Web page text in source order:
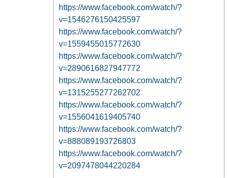
https://www.facebook.com/watch/?
v=1546276150425597
https://www.facebook.com/watch/?
v=1559455015772630
https://www.facebook.com/watch/?
v=2890616827947772
https://www.facebook.com/watch/?
v=1315255277262702
https://www.facebook.com/watch/?
v=1556041619405740
https://www.facebook.com/watch/?
v=888089193726803
https://www.facebook.com/watch/?
v=2097478044220284